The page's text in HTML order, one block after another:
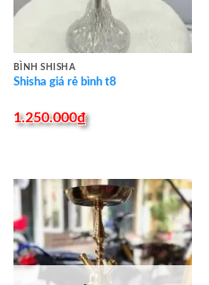
BÌNH SHISHA
Shisha giá rẻ bình t8
1.250.000₫